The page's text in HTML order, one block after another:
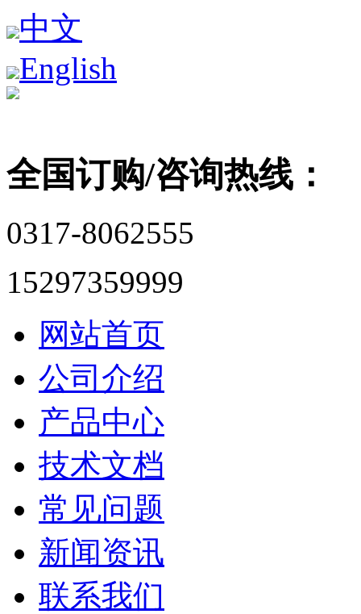
中文
English
全国订购/咨询热线：
0317-8062555
15297359999
网站首页
公司介绍
产品中心
技术文档
常见问题
新闻资讯
联系我们